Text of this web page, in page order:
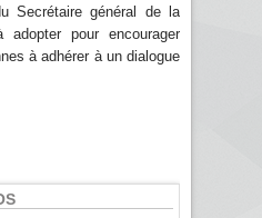
Secrétaire général de la
adopter pour encourager
à adhérer à un dialogue